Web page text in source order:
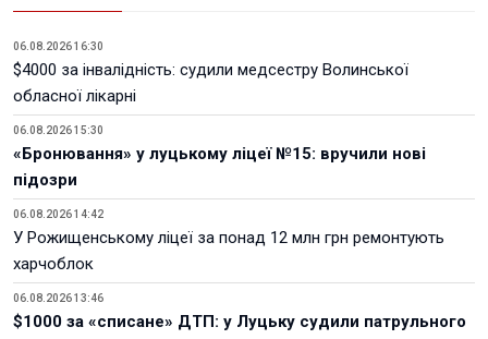
06.08.2026 16:30
$4000 за інвалідність: судили медсестру Волинської
обласної лікарні
06.08.2026 15:30
«Бронювання» у луцькому ліцеї №15: вручили нові
підозри
06.08.2026 14:42
У Рожищенському ліцеї за понад 12 млн грн ремонтують
харчоблок
06.08.2026 13:46
$1000 за «списане» ДТП: у Луцьку судили патрульного